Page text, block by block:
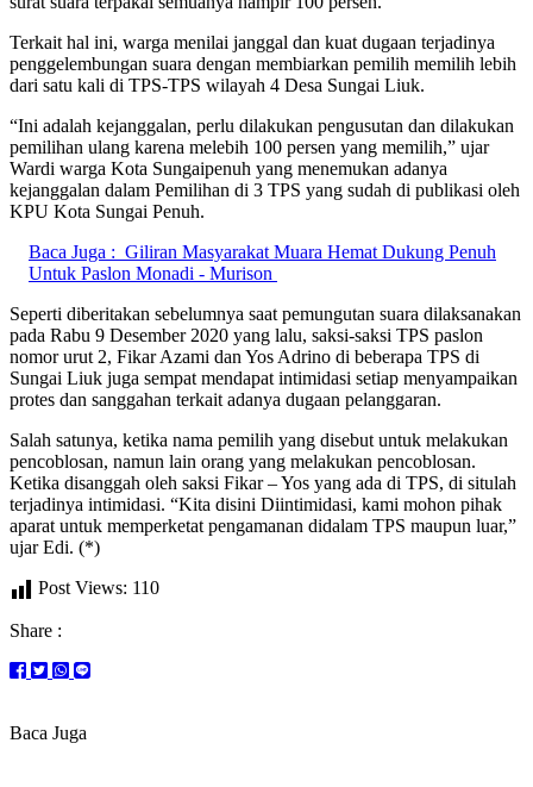
Terkait hal ini, warga menilai janggal dan kuat dugaan terjadinya
penggelembungan suara dengan membiarkan pemilih memilih lebih
dari satu kali di TPS-TPS wilayah 4 Desa Sungai Liuk.
“Ini adalah kejanggalan, perlu dilakukan pengusutan dan dilakukan
pemilihan ulang karena melebih 100 persen yang memilih,” ujar
Wardi warga Kota Sungaipenuh yang menemukan adanya
kejanggalan dalam Pemilihan di 3 TPS yang sudah di publikasi oleh
KPU Kota Sungai Penuh.
Baca Juga : Giliran Masyarakat Muara Hemat Dukung Penuh
Untuk Paslon Monadi - Murison
Seperti diberitakan sebelumnya saat pemungutan suara dilaksanakan
pada Rabu 9 Desember 2020 yang lalu, saksi-saksi TPS paslon
nomor urut 2, Fikar Azami dan Yos Adrino di beberapa TPS di
Sungai Liuk juga sempat mendapat intimidasi setiap menyampaikan
protes dan sanggahan terkait adanya dugaan pelanggaran.
Salah satunya, ketika nama pemilih yang disebut untuk melakukan
pencoblosan, namun lain orang yang melakukan pencoblosan.
Ketika disanggah oleh saksi Fikar – Yos yang ada di TPS, di situlah
terjadinya intimidasi. “Kita disini Diintimidasi, kami mohon pihak
aparat untuk memperketat pengamanan didalam TPS maupun luar,”
ujar Edi. (*)
Post Views: 110
Share :
Baca Juga